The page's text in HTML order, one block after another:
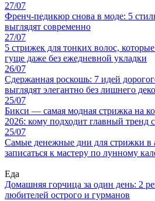
27/07
Френч-педикюр снова в моде: 5
выглядят современно
27/07
5 стрижек для тонких волос,
гуще даже без ежедневной укладки
26/07
Сдержанная роскошь: 7 идей
выглядят элегантно без лишнего
25/07
Бикси — самая модная стрижка на
2026: кому подходит главный тренд
25/07
Самые денежные дни для стрижки в
записаться к мастеру по лунному
Еда
Домашняя горчица за один день: 2
любителей острого и гурманов